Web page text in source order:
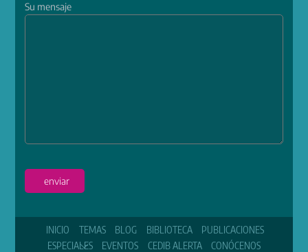
Su mensaje
enviar
INICIO TEMAS BLOG BIBLIOTECA
PUBLICACIONES
ESPECIALES
EVENTOS CEDIB ALERTA CONÓCENOS